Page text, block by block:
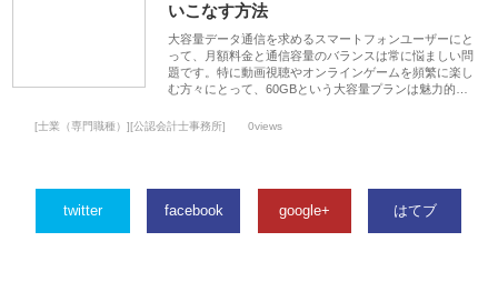
いこなす方法
大容量データ通信を求めるスマートフォンユーザーにと
って、月額料金と通信容量のバランスは常に悩ましい問
題です。特に動画視聴やオンラインゲームを頻繁に楽し
む方々にとって、60GBという大容量プランは魅力的…
[士業（専門職種）][公認会計士事務所] 0views
twitter facebook google+ はてブ